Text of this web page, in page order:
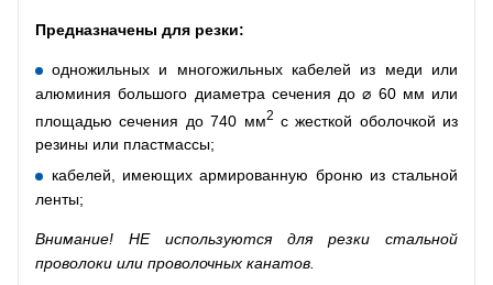
Предназначены для резки:
одножильных и многожильных кабелей из меди или
алюминия большого диаметра сечения до ⌀ 60 мм или
площадью сечения до 740 мм2 с жесткой оболочкой из
резины или пластмассы;
кабелей, имеющих армированную броню из стальной
ленты;
Внимание! НЕ используются для резки стальной
проволоки или проволочных канатов.